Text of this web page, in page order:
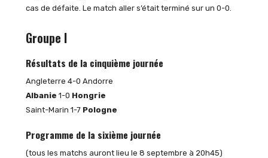
cas de défaite. Le match aller s’était terminé sur un 0-0.
Groupe I
Résultats de la cinquième journée
Angleterre 4-0 Andorre
Albanie 1-0 Hongrie
Saint-Marin 1-7 Pologne
Programme de la sixième journée
(tous les matchs auront lieu le 8 septembre à 20h45)